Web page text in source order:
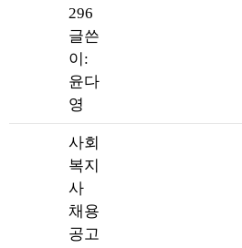
296
글쓴
이:
윤다
영
사회
복지
사
채용
공고